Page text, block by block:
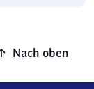
Nach oben